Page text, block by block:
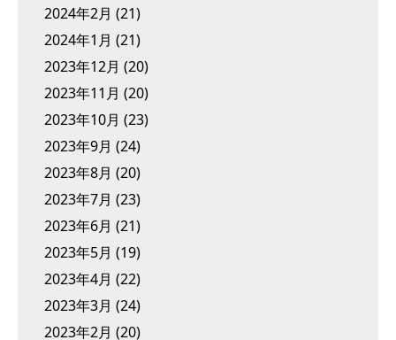
2024年2月 (21)
2024年1月 (21)
2023年12月 (20)
2023年11月 (20)
2023年10月 (23)
2023年9月 (24)
2023年8月 (20)
2023年7月 (23)
2023年6月 (21)
2023年5月 (19)
2023年4月 (22)
2023年3月 (24)
2023年2月 (20)